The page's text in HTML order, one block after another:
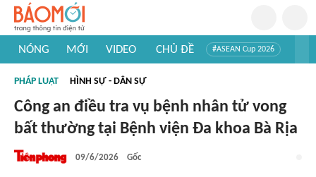
NÓNG MỚI VIDEO CHỦ ĐỀ #ASEAN Cup 2026
#Khám phá thế giới
PHÁP LUẬT HÌNH SỰ - DÂN SỰ
Công an điều tra vụ bệnh nhân tử vong
bất thường tại Bệnh viện Đa khoa Bà Rịa
09/6/2026 Gốc